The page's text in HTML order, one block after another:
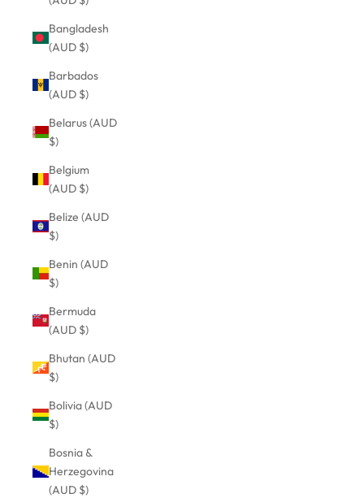
Bangladesh
(AUD $)
Barbados
(AUD $)
Belarus (AUD
$)
Belgium
(AUD $)
Belize (AUD
$)
Benin (AUD
$)
Bermuda
(AUD $)
Bhutan (AUD
$)
Bolivia (AUD
$)
Bosnia &
Herzegovina
(AUD $)